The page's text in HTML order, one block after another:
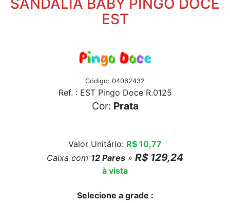
EST
Código: 04062432
Ref. : EST Pingo Doce R.0125
Cor: Prata
Valor Unitário: R$ 10,77
Caixa com 12 Pares » R$ 129,24
à vista
Selecione a grade :